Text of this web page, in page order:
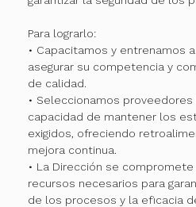
Para lograrlo:
• Capacitamos y entrenamos
asegurar su competencia y
de calidad.
• Seleccionamos
capacidad de mantener los
exigidos, ofreciendo
mejora continua.
• La Dirección se
recursos necesarios para
de los procesos y la eficacia